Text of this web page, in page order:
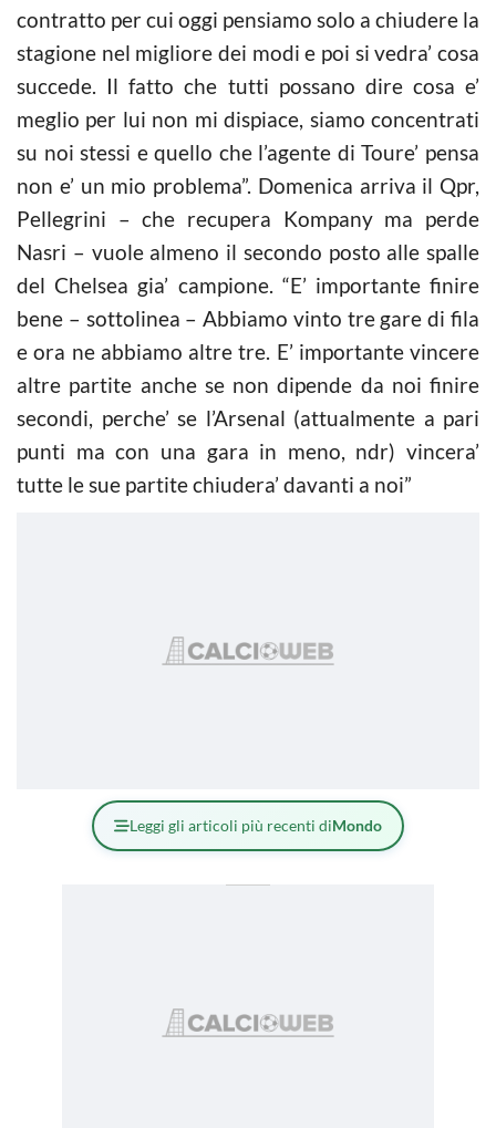
contratto per cui oggi pensiamo solo a chiudere la
stagione nel migliore dei modi e poi si vedra’ cosa
succede. Il fatto che tutti possano dire cosa e’
meglio per lui non mi dispiace, siamo concentrati
su noi stessi e quello che l’agente di Toure’ pensa
non e’ un mio problema”. Domenica arriva il Qpr,
Pellegrini – che recupera Kompany ma perde
Nasri – vuole almeno il secondo posto alle spalle
del Chelsea gia’ campione. “E’ importante finire
bene – sottolinea – Abbiamo vinto tre gare di fila
e ora ne abbiamo altre tre. E’ importante vincere
altre partite anche se non dipende da noi finire
secondi, perche’ se l’Arsenal (attualmente a pari
punti ma con una gara in meno, ndr) vincera’
tutte le sue partite chiudera’ davanti a noi”
Leggi gli articoli più recenti diMondo